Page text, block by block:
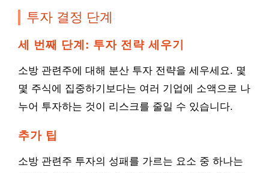
투자 결정 단계
세 번째 단계: 투자 전략 세우기
소방 관련주에 대해 분산 투자 전략을 세우세요. 몇
몇 주식에 집중하기보다는 여러 기업에 소액으로 나
누어 투자하는 것이 리스크를 줄일 수 있습니다.
추가 팁
소방 관련주 투자의 성패를 가르는 요소 중 하나는